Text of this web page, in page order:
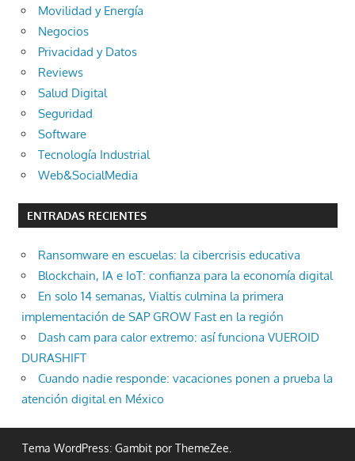
Movilidad y Energía
Negocios
Privacidad y Datos
Reviews
Salud Digital
Seguridad
Software
Tecnología Industrial
Web&SocialMedia
ENTRADAS RECIENTES
Ransomware en escuelas: la cibercrisis educativa
Blockchain, IA e IoT: confianza para la economía digital
En solo 14 semanas, Vialtis culmina la primera
implementación de SAP GROW Fast en la región
Dash cam para calor extremo: así funciona VUEROID
DURASHIFT
Cuando nadie responde: vacaciones ponen a prueba la
atención digital en México
Tema WordPress: Gambit por ThemeZee.